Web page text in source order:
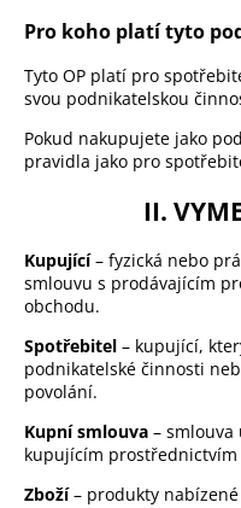
Pro koho platí tyto
Tyto OP platí pro
svou podnikatelskou
Pokud nakupujete jako
pravidla jako pro
II.
Kupující– fyzická nebo
smlouvu s prodávajícím
obchodu.
Spotřebitel – kupující,
podnikatelské činnosti
povolání.
Kupní smlouva – smlouva
kupujícím
Zboží– produkty